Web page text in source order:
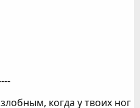
когда у твоих ног